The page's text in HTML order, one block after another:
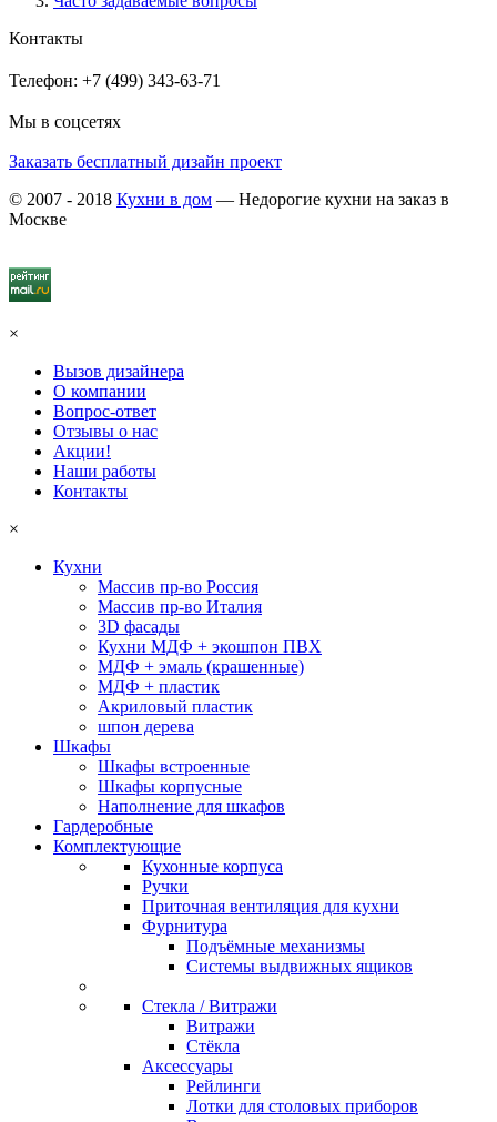
Контакты
Телефон: +7 (499) 343-63-71
Мы в соцсетях
Заказать бесплатный дизайн проект
© 2007 - 2018 Кухни в дом — Недорогие кухни на заказ в
Москве
×
Вызов дизайнера
О компании
Вопрос-ответ
Отзывы о нас
Акции!
Наши работы
Контакты
×
Кухни
Массив пр-во Россия
Массив пр-во Италия
3D фасады
Кухни МДФ + экошпон ПВХ
МДФ + эмаль (крашенные)
МДФ + пластик
Акриловый пластик
шпон дерева
Шкафы
Шкафы встроенные
Шкафы корпусные
Наполнение для шкафов
Гардеробные
Комплектующие
Кухонные корпуса
Ручки
Приточная вентиляция для кухни
Фурнитура
Подъёмные механизмы
Системы выдвижных ящиков
Стекла / Витражи
Витражи
Стёкла
Аксессуары
Рейлинги
Лотки для столовых приборов